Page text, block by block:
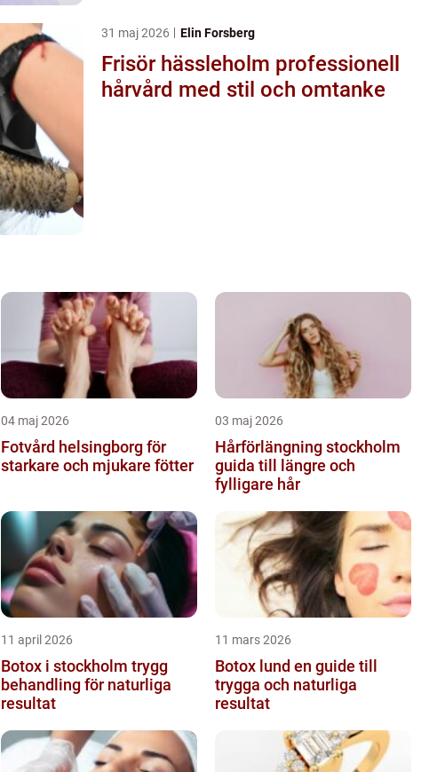
31 maj 2026 Elin Forsberg
Frisör hässleholm professionell
hårvård med stil och omtanke
04 maj 2026
Fotvård helsingborg för
starkare och mjukare fötter
03 maj 2026
Hårförlängning stockholm
guida till längre och
fylligare hår
11 april 2026
Botox i stockholm trygg
behandling för naturliga
resultat
11 mars 2026
Botox lund en guide till
trygga och naturliga
resultat